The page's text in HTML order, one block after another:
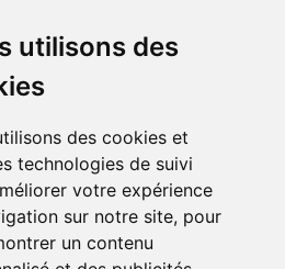
utilisons des
des cookies et
technologies de suivi
votre expérience
sur notre site, pour
un contenu
elk gewenst moment binnen 90
ruilen
we een boom! Lees meer